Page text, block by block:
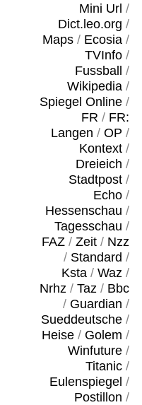
Mini Url /
Dict.leo.org /
Maps/ Ecosia/
TVInfo/
Fussball
/
Wikipedia/
Spiegel Online/
FR / FR:
Langen / OP /
Kontext/
Dreieich /
Stadtpost/
Echo/
Hessenschau /
Tagesschau /
FAZ/ Zeit/ Nzz
/ Standard /
Ksta/ Waz/
Nrhz/ Taz/ Bbc
/ Guardian /
Sueddeutsche/
Heise/ Golem /
Winfuture/
Titanic/
Eulenspiegel /
Postillon /